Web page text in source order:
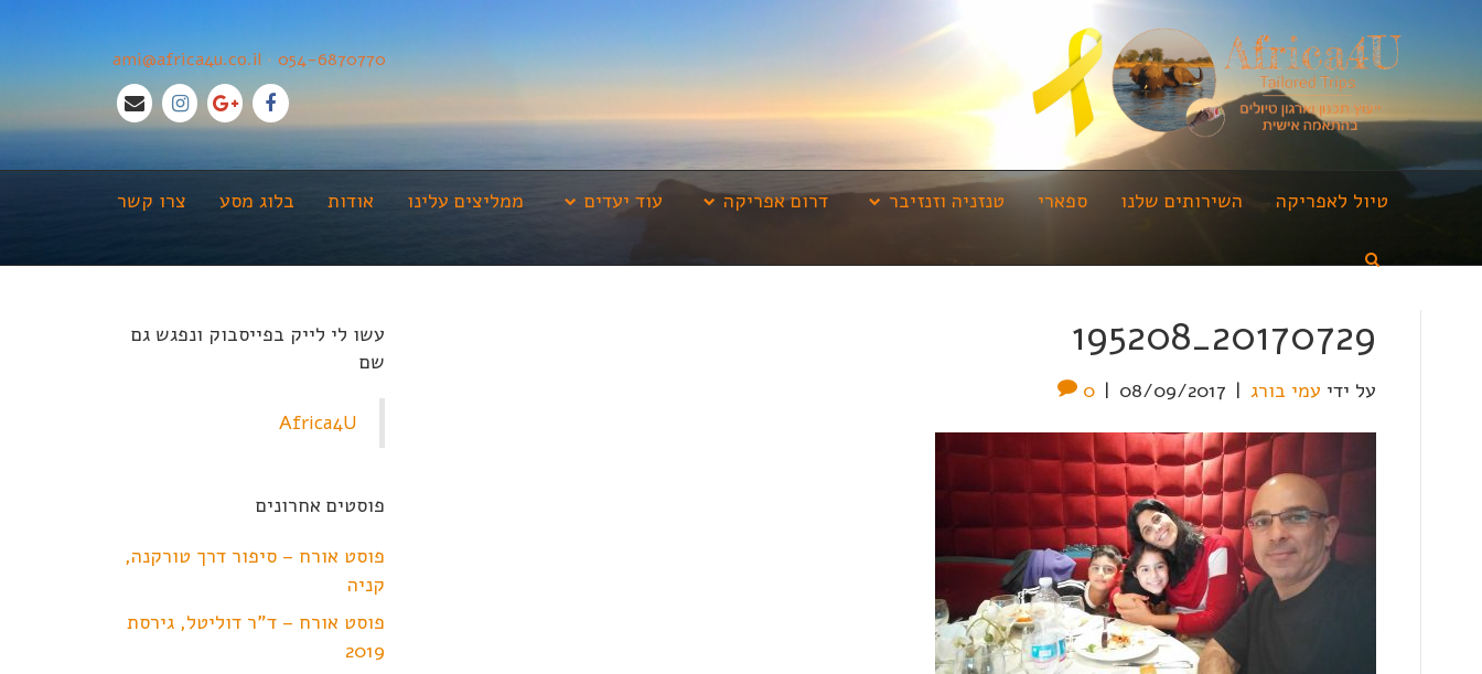
054-6870770
•
ami@africa4u.co.il
טיול לאפריקה השירותים שלנו ספארי טנזניה וזנזיבר דרום אפריקה עוד יעדים ממליצים עלינו אודות בלוג מסע צרו קשר
20170729_195208
על ידי עמי בורג |
08/09/2017
|
0
עשו לי לייק בפייסבוק ונפגש גם
שם
Africa4U
פוסטים אחרונים
פוסט אורח – סיפור דרך טורקנה,
קניה
פוסט אורח – ד"ר דוליטל, גירסת
2019